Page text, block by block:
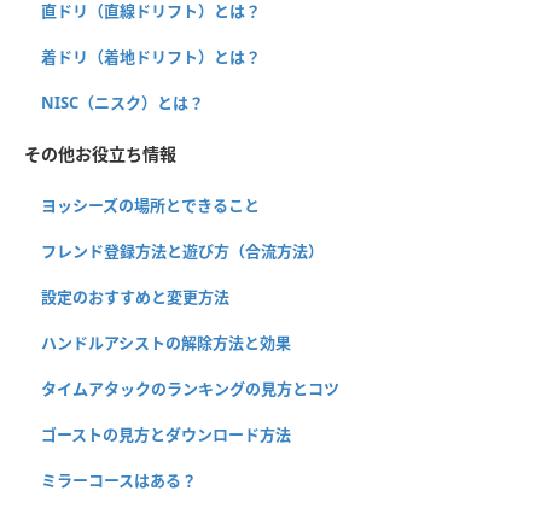
直ドリ（直線ドリフト）とは？
着ドリ（着地ドリフト）とは？
NISC（ニスク）とは？
その他お役立ち情報
ヨッシーズの場所とできること
フレンド登録方法と遊び方（合流方法）
設定のおすすめと変更方法
ハンドルアシストの解除方法と効果
タイムアタックのランキングの見方とコツ
ゴーストの見方とダウンロード方法
ミラーコースはある？